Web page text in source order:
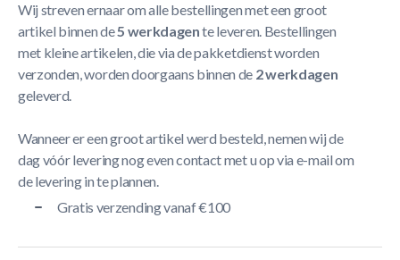
Wij streven ernaar om alle bestellingen met een groot
artikel binnen de5 werkdagente leveren. Bestellingen
met kleine artikelen, die via de pakketdienst worden
verzonden, worden doorgaans binnen de 2 werkdagen
geleverd.
Wanneer er een groot artikel werd besteld, nemen wij de
dag vóór levering nog even contact met u op via e-mail om
de levering in te plannen.
Gratis verzending vanaf €100